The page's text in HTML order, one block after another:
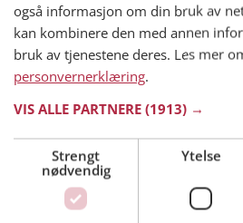
også informasjon om din bruk av
kan kombinere den med annen
bruk av tjenestene deres. Les mer
personvernerklæring.
VIS ALLE PARTNERE (1913) →
Strengt
nødvendig
Ytelse